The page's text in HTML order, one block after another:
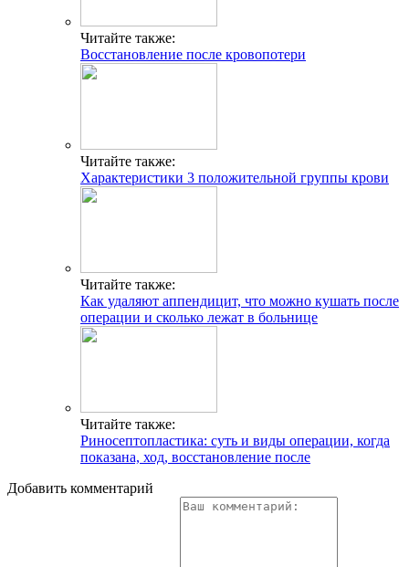
Читайте также:
Восстановление после кровопотери
Читайте также:
Характеристики 3 положительной группы крови
Читайте также:
Как удаляют аппендицит, что можно кушать после
операции и сколько лежат в больнице
Читайте также:
Риносептопластика: суть и виды операции, когда
показана, ход, восстановление после
Добавить комментарий